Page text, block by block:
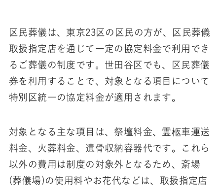
区民葬儀は、東京23区の区民の方が、区民葬儀
取扱指定店を通じて一定の協定料金で利用でき
るご葬儀の制度です。世田谷区でも、区民葬儀
券を利用することで、対象となる項目について
特別区統一の協定料金が適用されます。
対象となる主な項目は、祭壇料金、霊柩車運送
料金、火葬料金、遺骨収納容器代です。これら
以外の費用は制度の対象外となるため、斎場
(葬儀場)の使用料やお花代などは、取扱指定店